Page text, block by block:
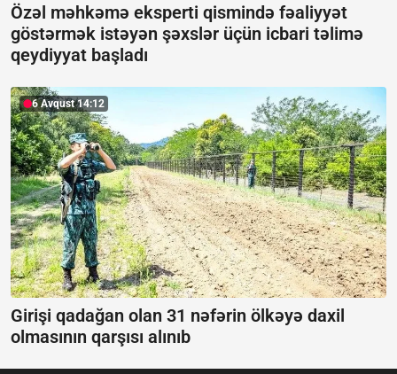
Özəl məhkəmə eksperti qismində fəaliyyət
göstərmək istəyən şəxslər üçün icbari təlimə
qeydiyyat başladı
6 Avqust 14:12
Girişi qadağan olan 31 nəfərin ölkəyə daxil
olmasının qarşısı alınıb